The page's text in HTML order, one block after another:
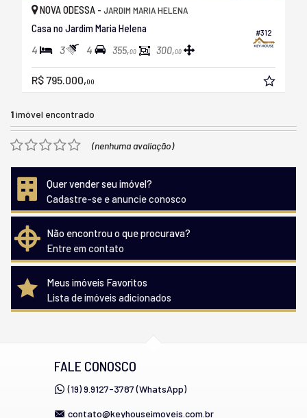
#312
NOVA ODESSA - JARDIM MARIA HELENA
Casa no Jardim Maria Helena
4 3 4 355,00 300,00
R$ 795.000,00
1imóvel encontrado
(nenhuma avaliação)
Quer vender seu imóvel?
Cadastre-se e anuncie conosco
Não encontrou o que procurava?
Entre em contato
Meus imóveis Favoritos
Lista de imóveis adicionados
FALE CONOSCO
(19) 9.9127-3787 (WhatsApp)
contato@keyhouseimoveis.com.br